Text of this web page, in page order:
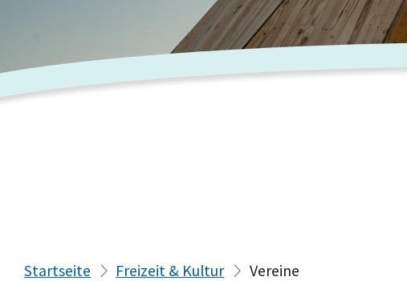
Startseite Freizeit & Kultur Vereine